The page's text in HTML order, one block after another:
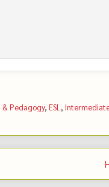
Pedagogy, ESL ,